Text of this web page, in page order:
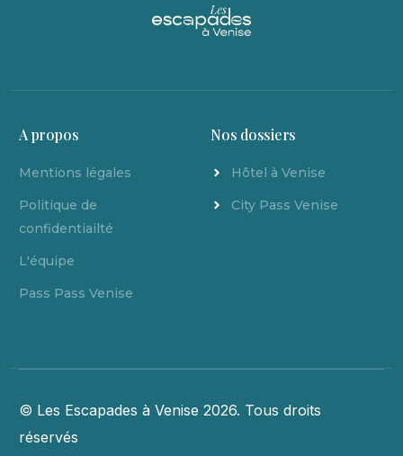
A propos
Mentions légales
Politique de
confidentiailté
L'équipe
Pass Pass Venise
Nos dossiers
Hôtel à Venise
City Pass Venise
© Les Escapades à Venise 2026. Tous droits
réservés